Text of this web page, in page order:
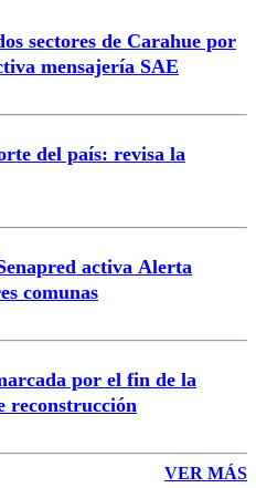
sectores de Carahue por
mensajería SAE
del país: revisa la
activa Alerta
comunas
por el fin de la
reconstrucción
VER MÁS